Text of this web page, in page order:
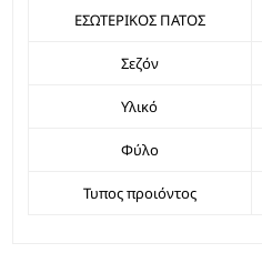
ΕΣΩΤΕΡΙΚΟΣ ΠΑΤΟΣ
Σεζόν
Υλικό
Φύλο
Τυπος προιόντος